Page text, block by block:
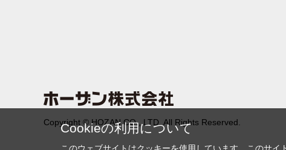
Copyright © HOZAN CO., LTD. All Rights Reserved.
Cookieの利用について